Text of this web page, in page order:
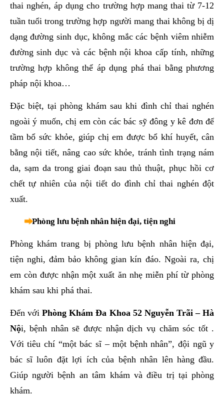
thai nghén, áp dụng cho trường hợp mang thai từ 7-12
tuần tuổi trong trường hợp người mang thai không bị dị
dạng đường sinh dục, không mắc các bệnh viêm nhiễm
đường sinh dục và các bệnh nội khoa cấp tính, những
trường hợp không thể áp dụng phá thai bằng phương
pháp nội khoa…
Đặc biệt, tại phòng khám sau khi đình chỉ thai nghén
ngoài ý muốn, chị em còn các bác sỹ đông y kê đơn để
tầm bổ sức khỏe, giúp chị em được bổ khí huyết, cân
bằng nội tiết, nâng cao sức khỏe, tránh tình trạng nám
da, sạm da trong giai đoạn sau thủ thuật, phục hồi cơ
chết tự nhiên của nội tiết do đình chỉ thai nghén đột
xuất.
Phòng lưu bệnh nhân hiện đại, tiện nghi
Phòng khám trang bị phòng lưu bệnh nhân hiện đại,
tiện nghi, đảm bảo không gian kín đáo. Ngoài ra, chị
em còn được nhận một xuất ăn nhẹ miễn phí từ phòng
khám sau khi phá thai.
Đến với Phòng Khám Đa Khoa 52 Nguyễn Trãi – Hà
Nội, bệnh nhân sẽ được nhận dịch vụ chăm sóc tốt .
Với tiêu chí “một bác sĩ – một bệnh nhân”, đội ngũ y
bác sĩ luôn đặt lợi ích của bệnh nhân lên hàng đầu.
Giúp người bệnh an tâm khám và điều trị tại phòng
khám.